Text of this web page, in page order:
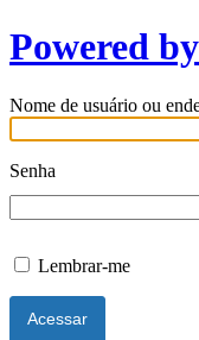
Powered
Nome de usuário ou
Senha
Lembrar-me